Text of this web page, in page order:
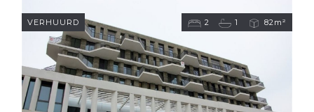
2 1 82m²
VERHUURD